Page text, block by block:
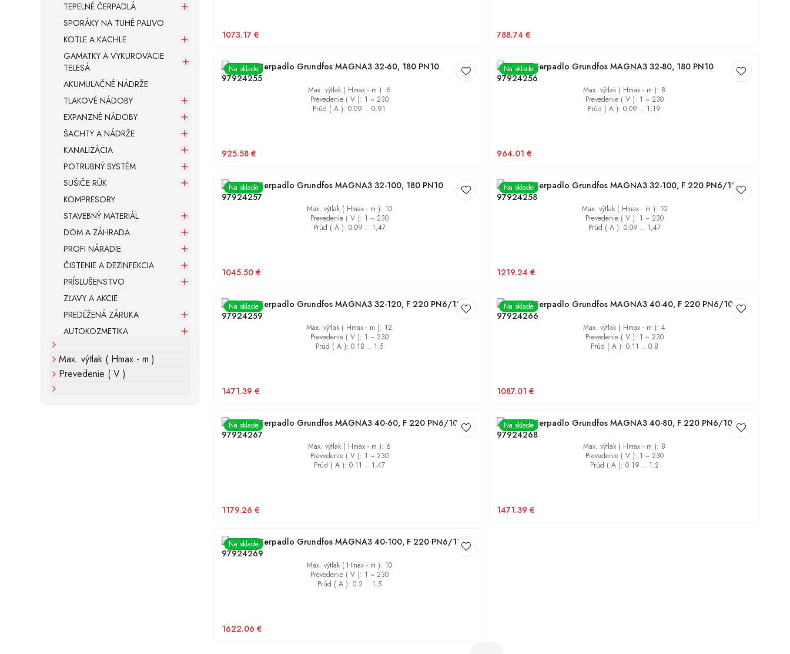
TEPELNÉ ČERPADLÁ
SPORÁKY NA TUHÉ PALIVO
KOTLE A KACHLE
GAMATKY A VYKUROVACIE
TELESÁ
AKUMULAČNÉ NÁDRŽE
TLAKOVÉ NÁDOBY
EXPANZNÉ NÁDOBY
ŠACHTY A NÁDRŽE
KANALIZÁCIA
POTRUBNÝ SYSTÉM
SUŠIČE RÚK
KOMPRESORY
STAVEBNÝ MATERIÁL
DOM A ZÁHRADA
PROFI NÁRADIE
ČISTENIE A DEZINFEKCIA
PRÍSLUŠENSTVO
ZĽAVY A AKCIE
PREDĹŽENÁ ZÁRUKA
AUTOKOZMETIKA
Max. výtlak ( Hmax - m )
Prevedenie ( V )
1073.17 € 788.74 €
Na sklade
Obehové čerpadlo Grundfos MAGNA3 32-60, 180 PN10
97924255
Max. výtlak ( Hmax - m ): 6
Prevedenie ( V ): 1 ~ 230
Prúd ( A ): 0.09 .. 0,91
925.58 €
Na sklade
Obehové čerpadlo Grundfos MAGNA3 32-80, 180 PN10
97924256
Max. výtlak ( Hmax - m ): 8
Prevedenie ( V ): 1 ~ 230
Prúd ( A ): 0.09 .. 1,19
964.01 €
Na sklade
Obehové čerpadlo Grundfos MAGNA3 32-100, 180 PN10
97924257
Max. výtlak ( Hmax - m ): 10
Prevedenie ( V ): 1 ~ 230
Prúd ( A ): 0.09 .. 1,47
1045.50 €
Na sklade
Obehové čerpadlo Grundfos MAGNA3 32-100, F 220 PN6/10
97924258
Max. výtlak ( Hmax - m ): 10
Prevedenie ( V ): 1 ~ 230
Prúd ( A ): 0.09 .. 1,47
1219.24 €
Na sklade
Obehové čerpadlo Grundfos MAGNA3 32-120, F 220 PN6/10
97924259
Max. výtlak ( Hmax - m ): 12
Prevedenie ( V ): 1 ~ 230
Prúd ( A ): 0.18 .. 1.5
1471.39 €
Na sklade
Obehové čerpadlo Grundfos MAGNA3 40-40, F 220 PN6/10
97924266
Max. výtlak ( Hmax - m ): 4
Prevedenie ( V ): 1 ~ 230
Prúd ( A ): 0.11 .. 0.8
1087.01 €
Na sklade
Obehové čerpadlo Grundfos MAGNA3 40-60, F 220 PN6/10
97924267
Max. výtlak ( Hmax - m ): 6
Prevedenie ( V ): 1 ~ 230
Prúd ( A ): 0.11 .. 1,47
1179.26 €
Na sklade
Obehové čerpadlo Grundfos MAGNA3 40-80, F 220 PN6/10
97924268
Max. výtlak ( Hmax - m ): 8
Prevedenie ( V ): 1 ~ 230
Prúd ( A ): 0.19 .. 1.2
1471.39 €
Na sklade
Obehové čerpadlo Grundfos MAGNA3 40-100, F 220 PN6/10
97924269
Max. výtlak ( Hmax - m ): 10
Prevedenie ( V ): 1 ~ 230
Prúd ( A ): 0.2 .. 1.5
1622.06 €